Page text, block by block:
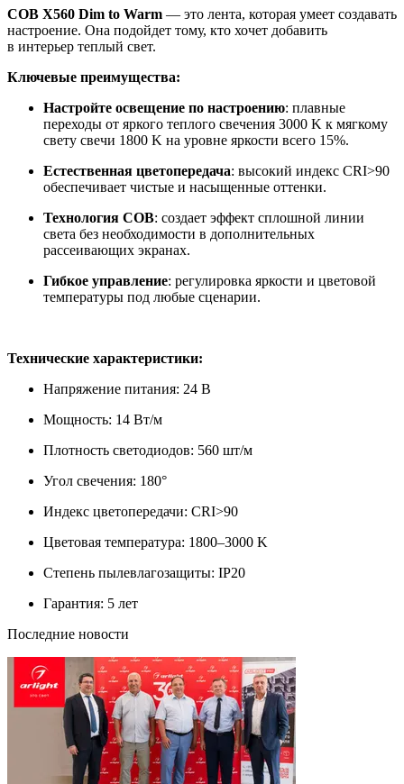
COB X560 Dim to Warm — это лента, которая умеет создавать
настроение. Она подойдет тому, кто хочет добавить
в интерьер теплый свет.
Ключевые преимущества:
Настройте освещение по настроению: плавные
переходы от яркого теплого свечения 3000 K к мягкому
свету свечи 1800 K на уровне яркости всего 15%.
Естественная цветопередача: высокий индекс CRI>90
обеспечивает чистые и насыщенные оттенки.
Технология COB: создает эффект сплошной линии
света без необходимости в дополнительных
рассеивающих экранах.
Гибкое управление: регулировка яркости и цветовой
температуры под любые сценарии.
Технические характеристики:
Напряжение питания: 24 В
Мощность: 14 Вт/м
Плотность светодиодов: 560 шт/м
Угол свечения: 180°
Индекс цветопередачи: CRI>90
Цветовая температура: 1800–3000 K
Степень пылевлагозащиты: IP20
Гарантия: 5 лет
Последние новости